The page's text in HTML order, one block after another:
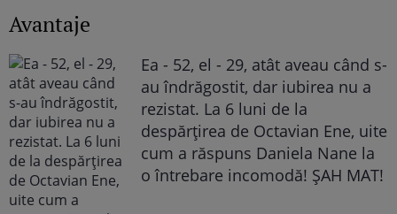
Avantaje
Ea - 52, el - 29, atât aveau când s-
au îndrăgostit, dar iubirea nu a
rezistat. La 6 luni de la
despărțirea de Octavian Ene, uite
cum a răspuns Daniela Nane la
o întrebare incomodă! ȘAH MAT!